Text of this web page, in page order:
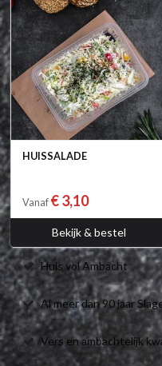
HUISSALADE
Vanaf € 3,10
Bekijk & bestel
Huis vol Ambacht
Al meer dan 90 jaar
Vers en ambachtelijk